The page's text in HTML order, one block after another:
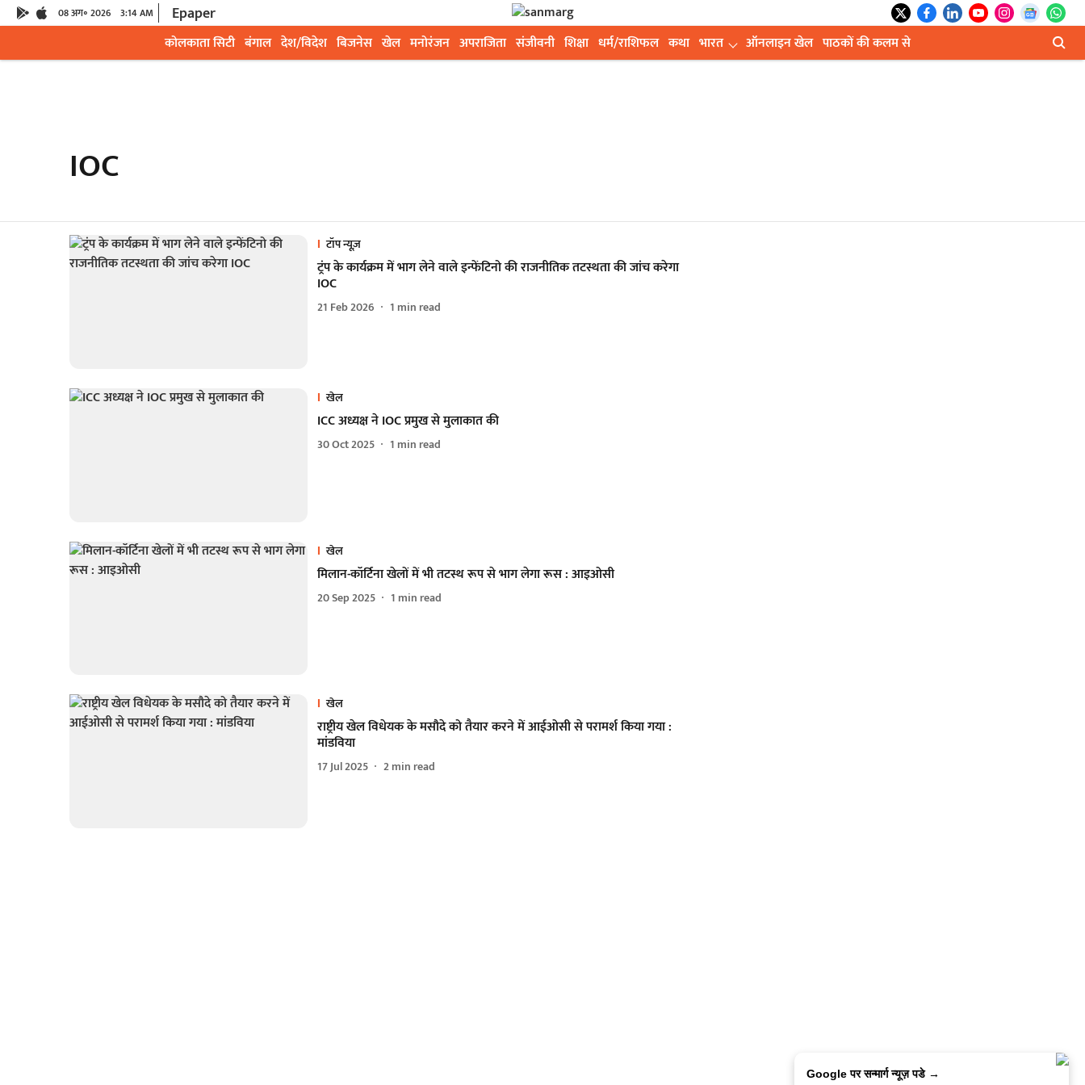
08 अग॰ 2026 3:14 AM Epaper
कोलकाता सिटी बंगाल देश/विदेश बिजनेस खेल मनोरंजन अपराजिता संजीवनी शिक्षा धर्म/राशिफल कथा भारत ऑनलाइन खेल पाठकों की कलम से
IOC
टॉप न्यूज़
ट्रंप के कार्यक्रम में भाग लेने वाले इन्फेंटिनो की राजनीतिक तटस्थता की जांच करेगा
IOC
21 Feb 2026 1 min read
खेल
ICC अध्यक्ष ने IOC प्रमुख से मुलाकात की
30 Oct 2025 1 min read
खेल
मिलान-कॉर्टिना खेलों में भी तटस्थ रूप से भाग लेगा रूस : आइओसी
20 Sep 2025 1 min read
खेल
राष्ट्रीय खेल विधेयक के मसौदे को तैयार करने में आईओसी से परामर्श किया गया :
मांडविया
17 Jul 2025 2min read
Google पर सन्मार्ग न्यूज़ पडे →